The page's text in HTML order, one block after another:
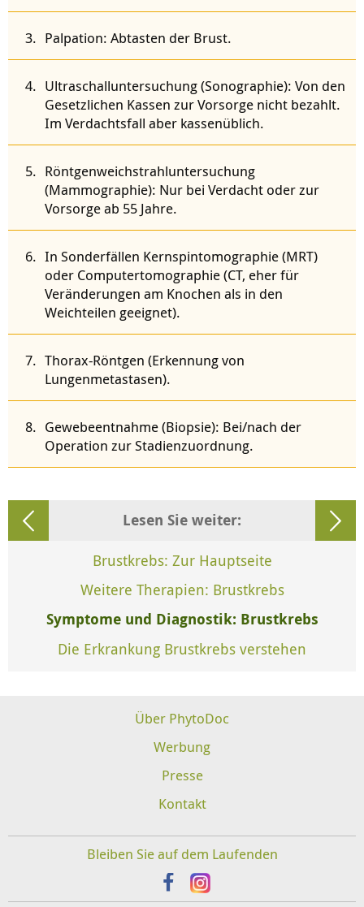
Palpation: Abtasten der Brust.
Ultraschalluntersuchung (Sonographie): Von den
Gesetzlichen Kassen zur Vorsorge nicht bezahlt.
Im Verdachtsfall aber kassenüblich.
Röntgenweichstrahluntersuchung
(Mammographie): Nur bei Verdacht oder zur
Vorsorge ab 55 Jahre.
In Sonderfällen Kernspintomographie (MRT)
oder Computertomographie (CT, eher für
Veränderungen am Knochen als in den
Weichteilen geeignet).
Thorax-Röntgen (Erkennung von
Lungenmetastasen).
Gewebeentnahme (Biopsie): Bei/nach der
Operation zur Stadienzuordnung.
Lesen Sie weiter:
Brustkrebs: Zur Hauptseite
Weitere Therapien: Brustkrebs
Symptome und Diagnostik: Brustkrebs
Die Erkrankung Brustkrebs verstehen
Über PhytoDoc
Werbung
Presse
Kontakt
Bleiben Sie auf dem Laufenden